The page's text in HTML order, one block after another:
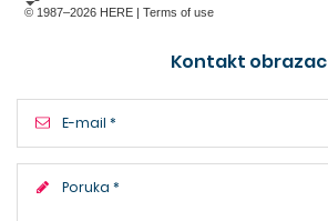
© 1987–2026 HERE | Terms of use
Kontakt obrazac